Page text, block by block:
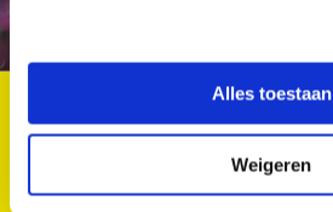
Alles toestaan
Weigeren
Sitemap
Home